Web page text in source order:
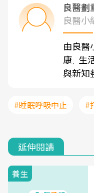
良醫劃
良醫小
由良醫
康、 生
與新知
#睡眠呼吸中止 #
延伸閱讀
養生